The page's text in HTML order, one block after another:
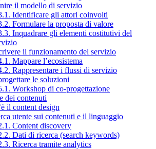
il modello di servizio
Identificare gli attori coinvolti
Formulare la proposta di valore
Inquadrare gli elementi costitutivi del
il funzionamento del servizio
Mappare l’ecosistema
Rappresentare i flussi di servizio
le soluzioni
Workshop di co-progettazione
dei contenuti
il content design
utente sui contenuti e il linguaggio
Content discovery
Dati di ricerca (search keywords)
Ricerca tramite analytics